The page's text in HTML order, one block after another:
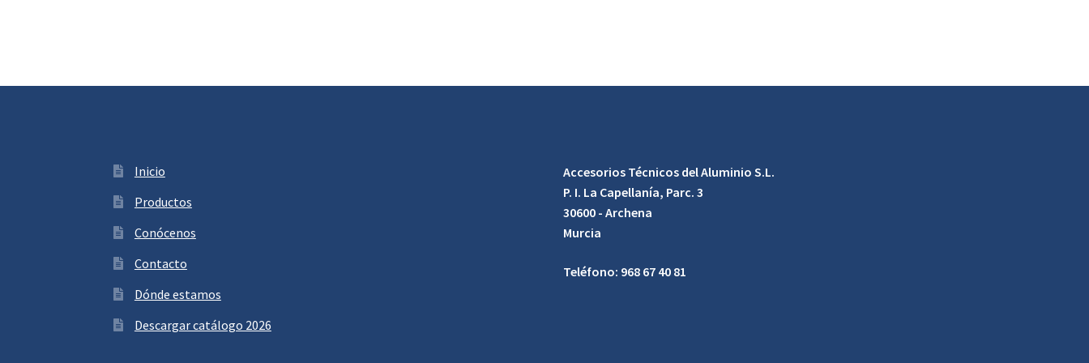
Inicio
Productos
Conócenos
Contacto
Dónde estamos
Descargar catálogo 2026
Accesorios Técnicos del Aluminio S.L.
P. I. La Capellanía, Parc. 3
30600 - Archena
Murcia
Teléfono: 968 67 40 81